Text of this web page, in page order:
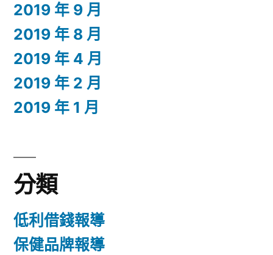
2019 年 9 月
2019 年 8 月
2019 年 4 月
2019 年 2 月
2019 年 1 月
分類
低利借錢報導
保健品牌報導